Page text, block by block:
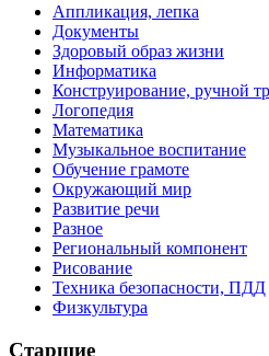
Аппликация, лепка
Документы
Здоровый образ жизни
Информатика
Конструирование, ручной
Логопедия
Математика
Музыкальное воспитание
Обучение грамоте
Окружающий мир
Развитие речи
Разное
Региональный компонент
Рисование
Техника безопасности, ПДД
Физкультура
Старшие